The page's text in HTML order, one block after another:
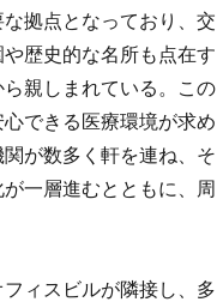
拠点となっており、交
歴史的な名所も点在す
親しまれている。この
できる医療環境が求め
が数多く軒を連ね、そ
一層進むとともに、周
ィスビルが隣接し、多